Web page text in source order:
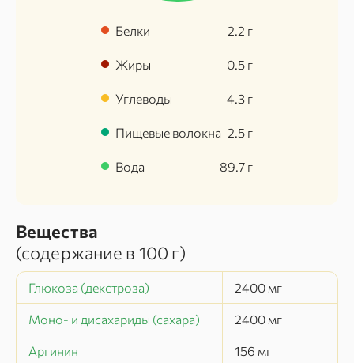
Белки 2.2 г
Жиры 0.5 г
Углеводы 4.3 г
Пищевые волокна 2.5 г
Вода 89.7 г
Вещества
(содержание в 100 г)
Глюкоза (декстроза) 2400 мг
Моно- и дисахариды (сахара) 2400 мг
Аргинин 156 мг